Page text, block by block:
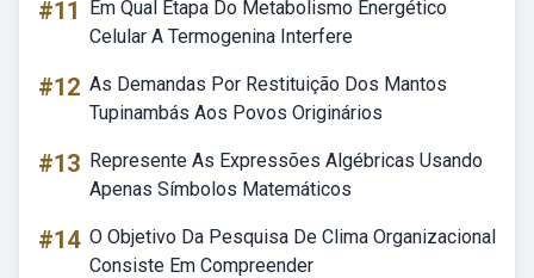
#11
Em Qual Etapa Do Metabolismo Energético
Celular A Termogenina Interfere
#12 As Demandas Por Restituição Dos Mantos
Tupinambás Aos Povos Originários
#13 Represente As Expressões Algébricas Usando
Apenas Símbolos Matemáticos
#14 O Objetivo Da Pesquisa De Clima Organizacional
Consiste Em Compreender